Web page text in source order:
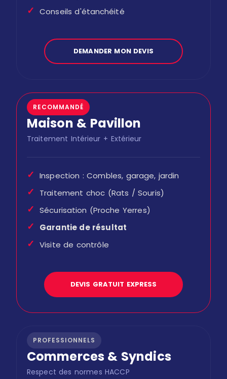
✓ Conseils d'étanchéité
DEMANDER MON DEVIS
RECOMMANDÉ
Maison & Pavillon
Traitement Intérieur + Extérieur
✓ Inspection : Combles, garage, jardin
✓ Traitement choc (Rats / Souris)
✓ Sécurisation (Proche Yerres)
✓ Garantie de résultat
✓ Visite de contrôle
DEVIS GRATUIT EXPRESS
PROFESSIONNELS
Commerces & Syndics
Respect des normes HACCP